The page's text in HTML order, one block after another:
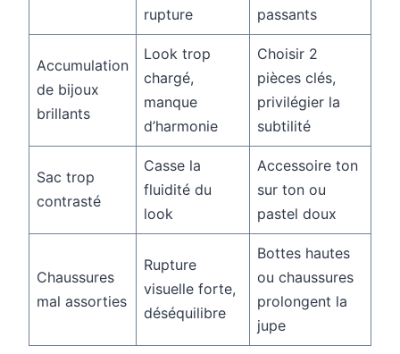
rupture
passants
Accumulation
de bijoux
brillants
Look trop
chargé,
manque
d’harmonie
Choisir 2
pièces clés,
privilégier la
subtilité
Sac trop
contrasté
Casse la
fluidité du
look
Accessoire ton
sur ton ou
pastel doux
Chaussures
mal assorties
Rupture
visuelle forte,
déséquilibre
Bottes hautes
ou chaussures
prolongent la
jupe